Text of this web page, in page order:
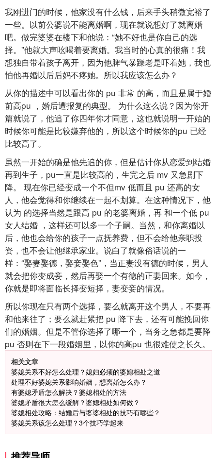
我刚进门的时候，他家没有什么钱，后来手头稍微宽裕了
一些。以前公婆说不能离婚啊，现在就说想好了就离婚
吧。做完婆婆在楼下和他说：“她不好也是你自己的选
择。”他就大声吆喝着要离婚。我当时的心真的很痛！我
想独自带着孩子离开，因为他脾气暴躁老是吓着她，我也
怕他再婚以后后妈不疼她。所以我应该怎么办？
从你的描述中可以看出你的 pu 非常 的高，而且是属于婚
前高pu ，婚后遭报复的典型。 为什么这么说？因为你开
篇就说了，他追了你四年你才同意，这也就说明一开始的
时候你可能是比较嫌弃他的，所以这个时候你的pu 已经
比较高了。
虽然一开始的确是他先追的你，但是估计你从恋爱到结婚
再到生子，pu一直是比较高的，生完之后 mv 又急剧下
降。 现在你已经变成一个不但mv 低而且 pu 还高的女
人，他会觉得和你继续在一起不划算。在这种情况下，他
认为 的选择当然是跟高 pu 的老婆离婚，再 和一个低 pu
女人结婚 ，这样还可以多一个子嗣。当然，和你离婚以
后，他也会给你的孩子一点抚养费，但不会给他亲职投
资，也不会让他继承家业。说白了就像俗话说的一
样：“娶妻娶德，娶妾娶色”，当正妻没有德的时候，男人
就会把你变成妾，然后再娶一个有德的正妻回来。如今，
你就是即将面临长择变短择，妻变妾的情况。
所以你现在只有两个选择，要么就离开这个男人，不要再
和他来往了；要么就赶紧把 pu 降下去，还有可能挽回你
们的婚姻。但是不管你选择了哪一个，当务之急都是要降
pu 否则在下一段婚姻里，以你的高pu 也很难使之长久。
相关文章
婆媳关系不好怎么处理？媳妇必须的婆媳相处之道
处理不好婆媳关系影响婚姻，想离婚怎么办？
有婆媳矛盾怎么解决？婆媳相处的方法
婆媳矛盾很大怎么缓解？婆媳相处如何做？
婆媳相处攻略：结婚后与婆婆相处的技巧有哪些？
婆媳关系该怎么处理？3个技巧学起来